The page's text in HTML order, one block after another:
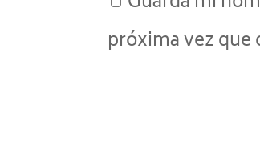
próxima vez que